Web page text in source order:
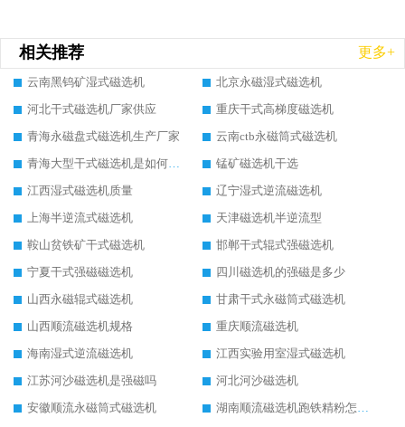
相关推荐 更多+
云南黑钨矿湿式磁选机
北京永磁湿式磁选机
河北干式磁选机厂家供应
重庆干式高梯度磁选机
青海永磁盘式磁选机生产厂家
云南ctb永磁筒式磁选机
青海大型干式磁选机是如何选矿的
锰矿磁选机干选
江西湿式磁选机质量
辽宁湿式逆流磁选机
上海半逆流式磁选机
天津磁选机半逆流型
鞍山贫铁矿干式磁选机
邯郸干式辊式强磁选机
宁夏干式强磁磁选机
四川磁选机的强磁是多少
山西永磁辊式磁选机
甘肃干式永磁筒式磁选机
山西顺流磁选机规格
重庆顺流磁选机
海南湿式逆流磁选机
江西实验用室湿式磁选机
江苏河沙磁选机是强磁吗
河北河沙磁选机
安徽顺流永磁筒式磁选机
湖南顺流磁选机跑铁精粉怎么处理